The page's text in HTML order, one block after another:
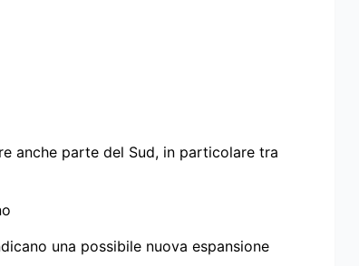
anche parte del Sud, in particolare tra
una possibile nuova espansione